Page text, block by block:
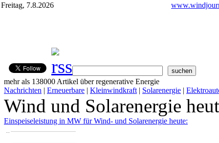
Freitag, 7.8.2026
mehr als 138000 Artikel über regenerative Energie
Nachrichten | Erneuerbare | Kleinwindkraft | Solarenergie |
Wind und Solarenergie
Einspeiseleistung in MW für Wind- und Solarenergie heute:
…